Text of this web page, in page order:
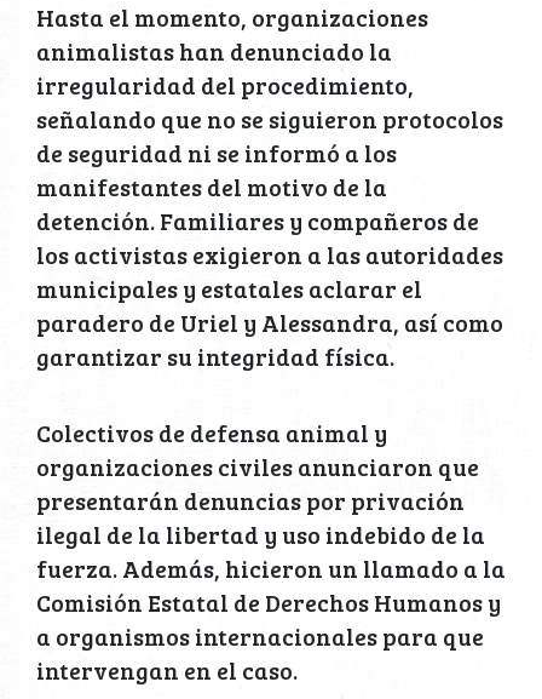
Hasta el momento, organizaciones
animalistas han denunciado la
irregularidad del procedimiento,
señalando que no se siguieron protocolos
de seguridad ni se informó a los
manifestantes del motivo de la
detención. Familiares y compañeros de
los activistas exigieron a las autoridades
municipales y estatales aclarar el
paradero de Uriel y Alessandra, así como
garantizar su integridad física.
Colectivos de defensa animal y
organizaciones civiles anunciaron que
presentarán denuncias por privación
ilegal de la libertad y uso indebido de la
fuerza. Además, hicieron un llamado a la
Comisión Estatal de Derechos Humanos y
a organismos internacionales para que
intervengan en el caso.